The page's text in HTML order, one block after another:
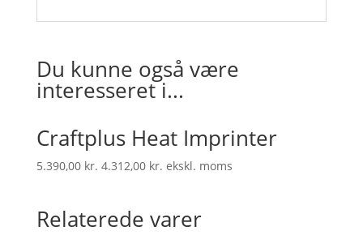
Du kunne også være
interesseret i...
Craftplus Heat Imprinter
5.390,00 kr. 4.312,00 kr. ekskl. moms
Relaterede varer